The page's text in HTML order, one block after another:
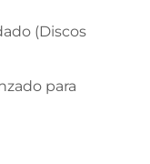
(Discos
para